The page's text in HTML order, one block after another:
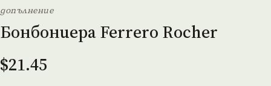
допълнение
Бонбониера Ferrero Rocher
$21.45